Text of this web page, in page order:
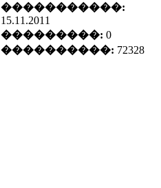
�����������:
15.11.2011
���������: 0
����������: 72328